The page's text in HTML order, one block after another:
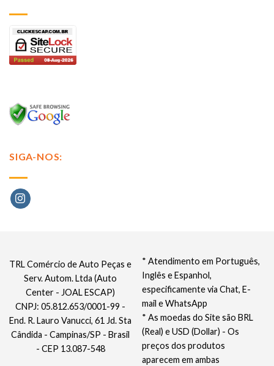
SIGA-NOS:
* Atendimento em Português,
Inglês e Espanhol,
especificamente via Chat, E-
mail e WhatsApp
* As moedas do Site são BRL
(Real) e USD (Dollar) - Os
preços dos produtos
aparecem em ambas
TRL Comércio de Auto Peças e
Serv. Autom. Ltda (Auto
Center - JOAL ESCAP)
CNPJ: 05.812.653/0001-99 -
End. R. Lauro Vanucci, 61 Jd. Sta
Cândida - Campinas/SP - Brasil
- CEP 13.087-548